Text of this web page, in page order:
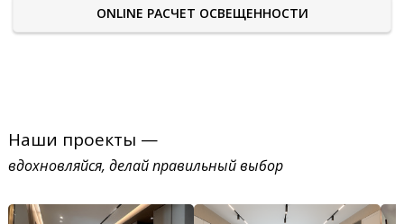
ONLINE РАСЧЕТ ОСВЕЩЕННОСТИ
Наши проекты —
вдохновляйся, делай правильный выбор